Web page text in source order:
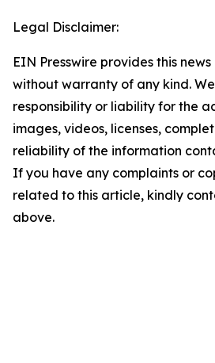
Legal Disclaimer:
EIN Presswire provides this
without warranty of any kind.
responsibility or liability for the
images, videos, licenses,
reliability of the information
If you have any complaints or
related to this article, kindly
above.